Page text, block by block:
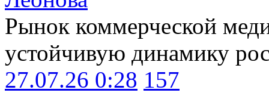
Рынок коммерческой
устойчивую динамику
27.07.26 0:28 157